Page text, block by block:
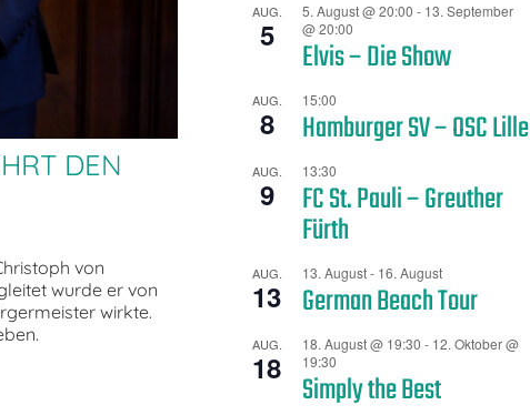
DEN
von
wurde er von
wirkte.
AUG.
5
5. August @ 20:00 - 13. September
@ 20:00
Elvis – Die Show
AUG.
8
15:00
Hamburger SV – OSC Lille
AUG.
9
13:30
FC St. Pauli – Greuther
Fürth
AUG.
13
13. August- 16. August
German Beach Tour
AUG.
18
18. August @ 19:30 - 12. Oktober @
19:30
Simply the Best